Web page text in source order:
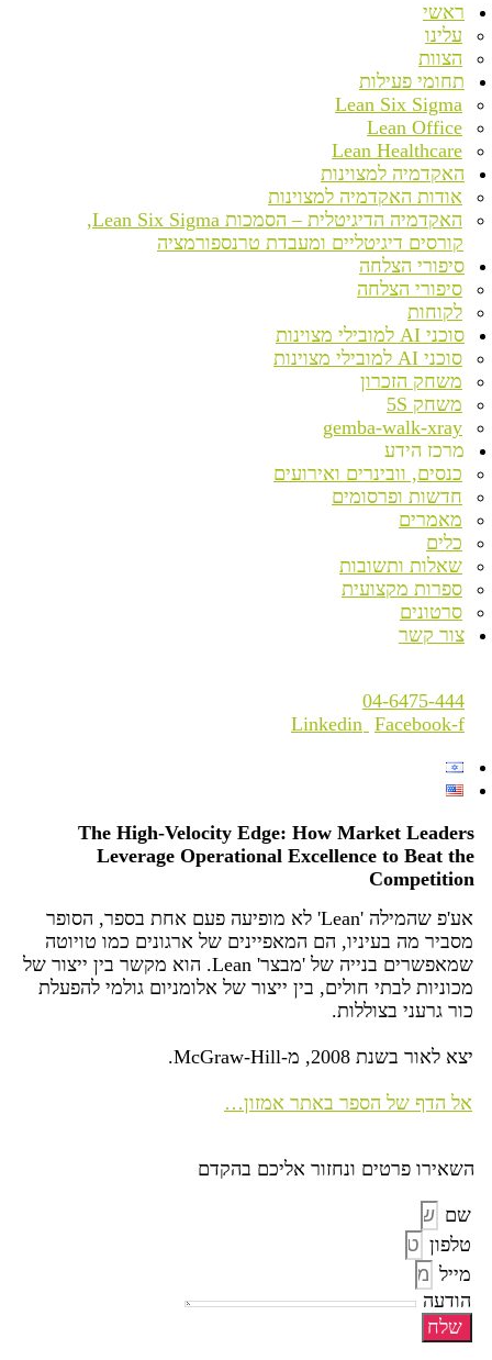
ראשי
עלינו
הצוות
תחומי פעילות
Lean Six Sigma
Lean Office
Lean Healthcare
האקדמיה למצוינות
אודות האקדמיה למצוינות
האקדמיה הדיגיטלית – הסמכות Lean Six Sigma,
קורסים דיגיטליים ומעבדת טרנספורמציה
סיפורי הצלחה
סיפורי הצלחה
לקוחות
סוכני AI למובילי מצוינות
סוכני AI למובילי מצוינות
משחק הזכרון
משחק 5S
gemba-walk-xray
מרכז הידע
כנסים, וובינרים ואירועים
חדשות ופרסומים
מאמרים
כלים
שאלות ותשובות
ספרות מקצועית
סרטונים
צור קשר
04-6475-444
Linkedin Facebook-f
The High-Velocity Edge: How Market Leaders
Leverage Operational Excellence to Beat the
Competition
אע'פ שהמילה 'Lean' לא מופיעה פעם אחת בספר, הסופר
מסביר מה בעיניו, הם המאפיינים של ארגונים כמו טויוטה
שמאפשרים בנייה של 'מבצר' Lean. הוא מקשר בין ייצור של
מכוניות לבתי חולים, בין ייצור של אלומניום גולמי להפעלת
כור גרעני בצוללות.
יצא לאור בשנת 2008, מ-McGraw-Hill.
אל הדף של הספר באתר אמזון…
השאירו פרטים ונחזור אליכם בהקדם
שם
טלפון
מייל
הודעה
שלח